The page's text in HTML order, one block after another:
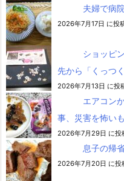
夫婦で病
2026年7月17日 に投
ショッピ
先から「くっつ
2026年7月13日 に投
エアコン
事、災害を怖い
2026年7月29日 に投
息子の
2026年7月20日 に投